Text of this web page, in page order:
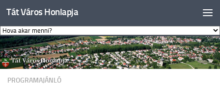
Skip to content
Tát Város Honlapja
PROGRAMAJÁNLÓ